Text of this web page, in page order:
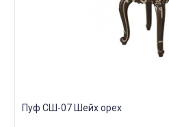
Пуф СШ-07 Шейх орех